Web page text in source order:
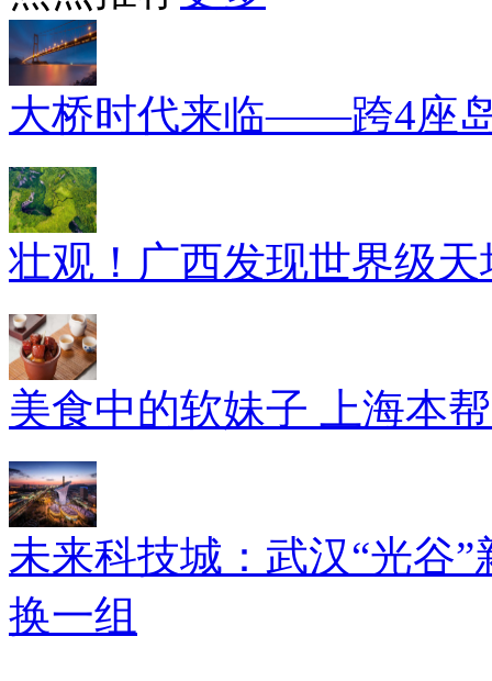
大桥时代来临——跨4座
壮观！广西发现世界级
美食中的软妹子 上海本
未来科技城：武汉“光谷”
换一组